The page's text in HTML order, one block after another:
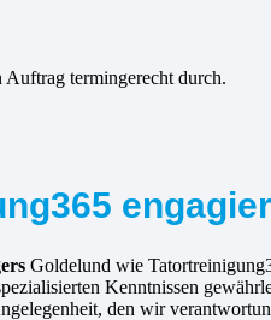
termingerecht durch.
Goldelund wie
Kenntnissen
den wir